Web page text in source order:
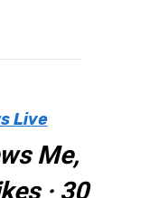
Live
Me,
· 30